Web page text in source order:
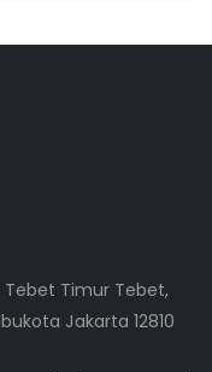
Tebet Timur Tebet,
Jakarta 12810